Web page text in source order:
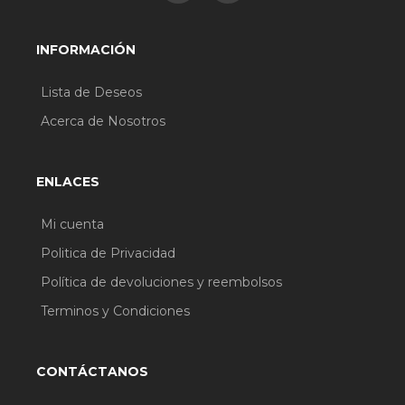
INFORMACIÓN
Lista de Deseos
Acerca de Nosotros
ENLACES
Mi cuenta
Politica de Privacidad
Política de devoluciones y reembolsos
Terminos y Condiciones
CONTÁCTANOS